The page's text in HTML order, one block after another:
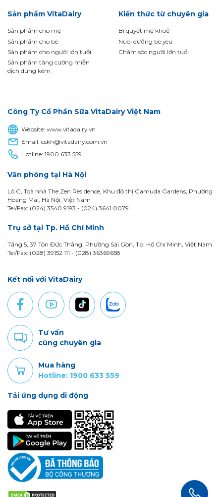
Sản phẩm VitaDairy
Sản phẩm cho mẹ
Sản phẩm cho bé
Sản phẩm cho người lớn tuổi
Sản phẩm tăng cường miễn
dịch dùng kèm
Kiến thức từ chuyên gia
Bí quyết mẹ khoẻ
Nuôi dưỡng bé yêu
Chăm sóc người lớn tuổi
Công Ty Cổ Phần Sữa VitaDairy Việt Nam
Website:www.vitadairy.vn
Email:cskh@vitadairy.com.vn
Hotline:1900 633 559
Văn phòng tại Hà Nội
Lô G, Toà nhà The Zen Residence, Khu đô thị Gamuda Gardens, Phường
Hoàng Mai, Hà Nội, Việt Nam
Tel/Fax: (024) 3540 9193 - (024) 3641 0079
Trụ sở tại Tp. Hồ Chí Minh
Tầng 5, 37 Tôn Đức Thắng, Phường Sài Gòn, Tp. Hồ Chí Minh, Việt Nam
Tel/Fax: (028) 39152 111 - (028) 36369658
Kết nối với VitaDairy
Tư vấn
cùng chuyên gia
Mua hàng
Hotline: 1900 633 559
Tải ứng dụng di động